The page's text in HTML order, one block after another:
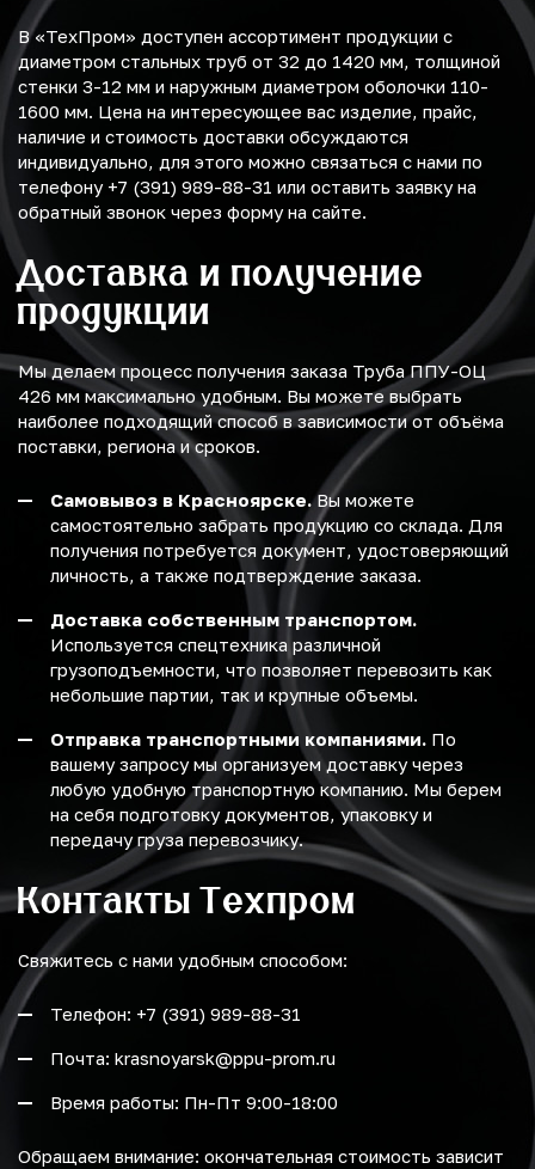
В «ТехПром» доступен ассортимент продукции с
диаметром стальных труб от 32 до 1420 мм, толщиной
стенки 3-12 мм и наружным диаметром оболочки 110-
1600 мм. Цена на интересующее вас изделие, прайс,
наличие и стоимость доставки обсуждаются
индивидуально, для этого можно связаться с нами по
телефону +7 (391) 989-88-31 или оставить заявку на
обратный звонок через форму на сайте.
Доставка и получение
продукции
Мы делаем процесс получения заказа Труба ППУ-ОЦ
426 мм максимально удобным. Вы можете выбрать
наиболее подходящий способ в зависимости от объёма
поставки, региона и сроков.
Самовывоз в Красноярске.Вы можете
самостоятельно забрать продукцию со склада. Для
получения потребуется документ, удостоверяющий
личность, а также подтверждение заказа.
Доставка собственным транспортом.
Используется спецтехника различной
грузоподъемности, что позволяет перевозить как
небольшие партии, так и крупные объемы.
Отправка транспортными компаниями. По
вашему запросу мы организуем доставку через
любую удобную транспортную компанию. Мы берем
на себя подготовку документов, упаковку и
передачу груза перевозчику.
Контакты Техпром
Свяжитесь с нами удобным способом:
Телефон: +7 (391) 989-88-31
Почта: krasnoyarsk@ppu-prom.ru
Время работы: Пн-Пт 9:00-18:00
Обращаем внимание: окончательная стоимость зависит